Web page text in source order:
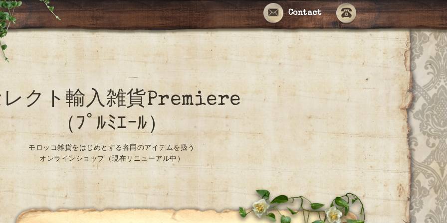
Contact
レクト輸入雑貨Premiere
（ﾌﾟﾙﾐｴｰﾙ）
モロッコ雑貨をはじめとする各国のアイテムを扱う
オンラインショップ（現在リニューアル中）